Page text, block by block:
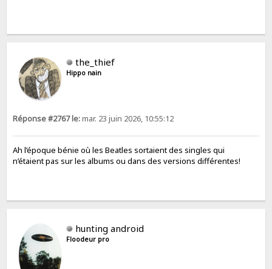
the_thief
Hippo nain
Réponse #2767 le:mar. 23 juin 2026, 10:55:12
Ah l’époque bénie où les Beatles sortaient des singles qui
n’étaient pas sur les albums ou dans des versions différentes!
hunting android
Floodeur pro